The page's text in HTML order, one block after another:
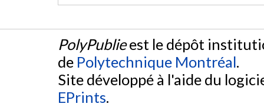
PolyPublieest le dépôt
de Polytechnique Montréal.
Site développé à l'aide du
EPrints.